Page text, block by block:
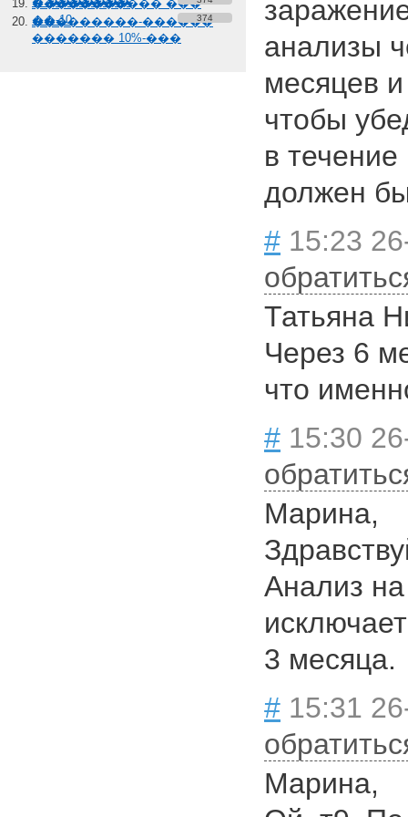
����������� ���
��-10
���������-������
������� 10%-���
374
анализы
месяцев и
чтобы
в течение
должен
# 15:23
Татьяна
Через 6
что
# 15:30
Марина,
Анализ
3 месяца.
# 15:31
Марина,